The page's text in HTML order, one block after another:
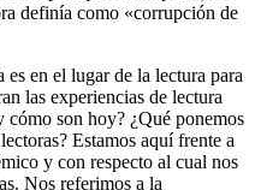
definía como «corrupción de
es en el lugar de la lectura para
las experiencias de lectura
cómo son hoy? ¿Qué ponemos
Estamos aquí frente a
y con respecto al cual nos
Nos referimos a la